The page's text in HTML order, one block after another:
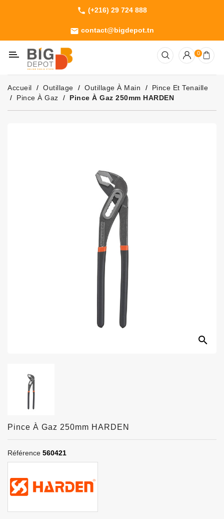
phone (+216) 29 724 888
email contact@bigdepot.tn
Machines
Outillage
Jardinage
Consommables
0
Accueil Outillage Outillage À Main
Pince Et Tenaille
Pince À Gaz
Pince À Gaz 250mm HARDEN
search
Pince À Gaz 250mm HARDEN
Référence 560421